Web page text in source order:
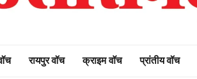
watch
रायपुर वॉच क्राइम वॉच प्रांतीय वॉच